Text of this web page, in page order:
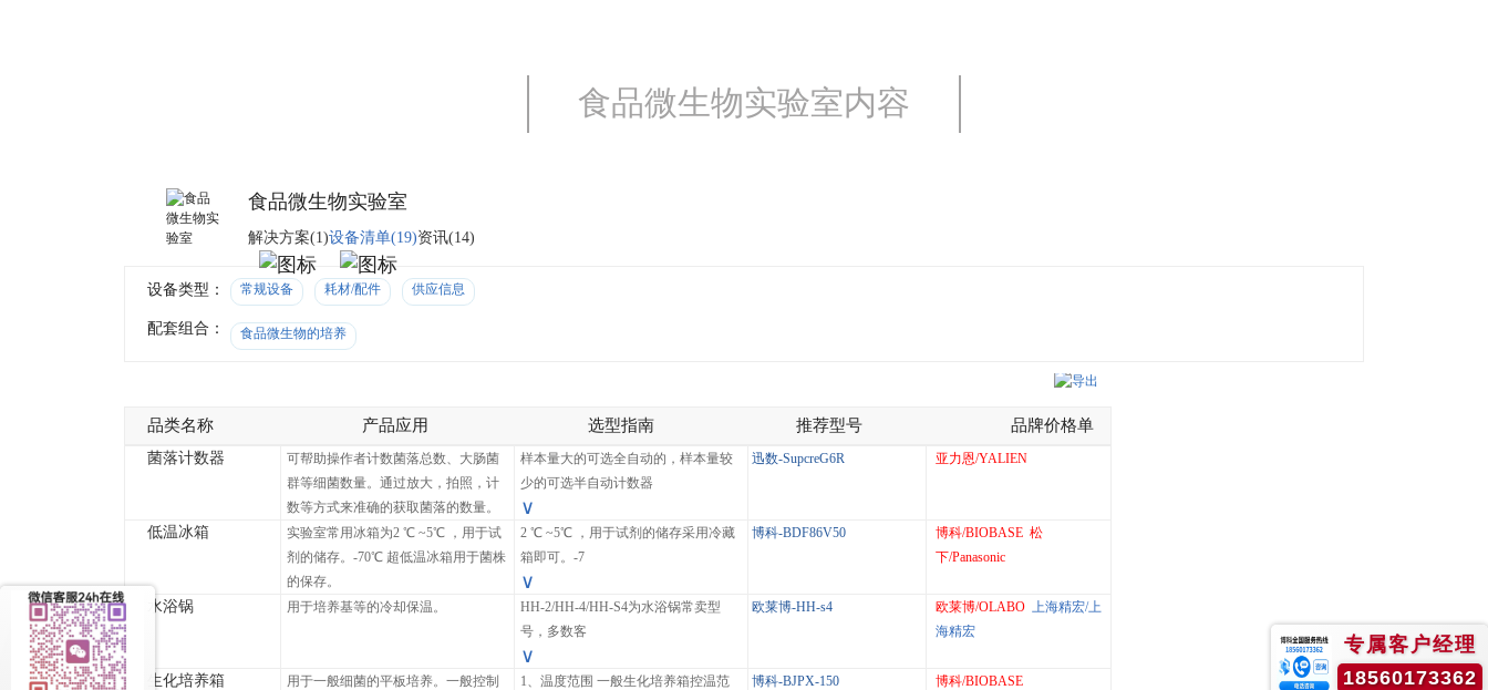
食品微生物实验室内容
食品微生物实验室
解决方案(1)设备清单(19)资讯(14)
设备类型： 常规设备 耗材/配件 供应信息
配套组合： 食品微生物的培养
品类名称 产品应用 选型指南 推荐型号 品牌价格单
菌落计数器
可帮助操作者计数菌落总数、大肠菌
群等细菌数量。通过放大，拍照，计
数等方式来准确的获取菌落的数量。
样本量大的可选全自动的，样本量较
少的可选半自动计数器
∨
迅数-SupcreG6R 亚力恩/YALIEN
低温冰箱
实验室常用冰箱为2 ℃ ~5℃ ，用于试
剂的储存。-70℃ 超低温冰箱用于菌株
的保存。
2 ℃ ~5℃ ，用于试剂的储存采用冷藏
箱即可。-7
∨
博科-BDF86V50 博科/BIOBASE 松
下/Panasonic
水浴锅 用于培养基等的冷却保温。
HH-2/HH-4/HH-S4为水浴锅常卖型
号，多数客
∨
欧莱博-HH-s4 欧莱博/OLABO 上海精宏/上
海精宏
生化培养箱
用于一般细菌的平板培养。一般控制
1、温度范围 一般生化培养箱控温范
博科-BJPX-150 博科/BIOBASE
专属客户经理
18560173362